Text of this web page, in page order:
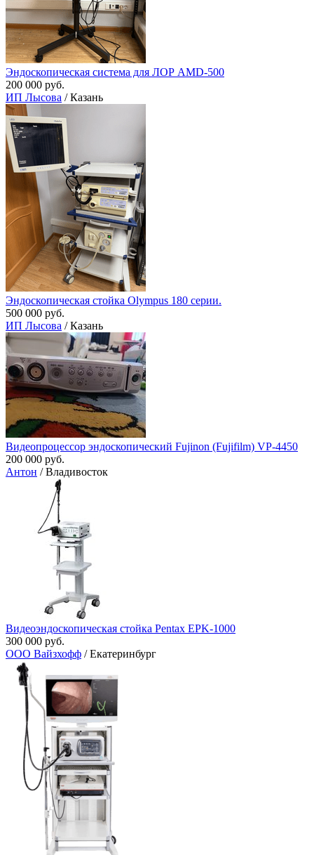
Эндоскопическая система для ЛОР AMD-500
200 000 руб.
ИП Лысова / Казань
Эндоскопическая стойка Olympus 180 серии.
500 000 руб.
ИП Лысова / Казань
Видеопроцессор эндоскопический Fujinon (Fujifilm) VP-4450
200 000 руб.
Антон / Владивосток
Видеоэндоскопическая стойка Pentax EPK-1000
300 000 руб.
ООО Вайзхофф / Екатеринбург